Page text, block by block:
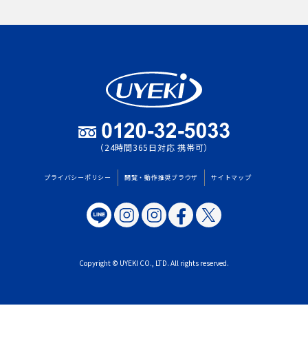
（24時間365日対応 携帯可）
プライバシーポリシー 閲覧・動作推奨ブラウザ サイトマップ
Copyright © UYEKI CO., LTD. All rights reserved.